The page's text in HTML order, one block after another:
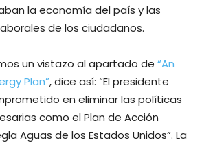
la economía del país y las
de los ciudadanos.
un vistazo al apartado de “An
Plan”, dice así: “El presidente
en eliminar las políticas
como el Plan de Acción
Aguas de los Estados Unidos”. La